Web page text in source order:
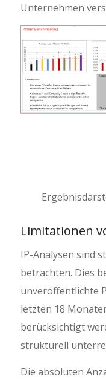
Unternehmen
Limitationen
IP-Analysen sind
betrachten. Dies
unveröffentlichte
letzten 18
berücksichtigt
strukturell
Die absoluten